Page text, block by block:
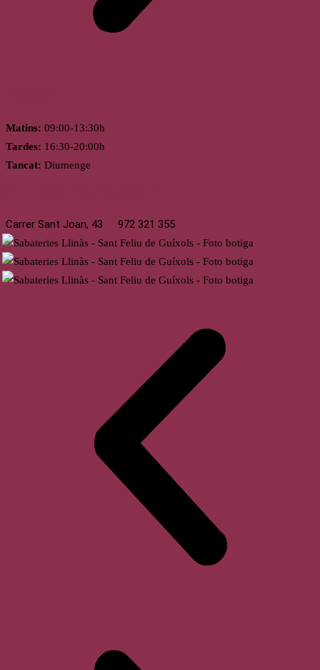
Matins: 09:00-13:30h
Tardes: 16:30-20:00h
Tancat: Diumenge
Carrer Sant Joan, 43 972 321 355